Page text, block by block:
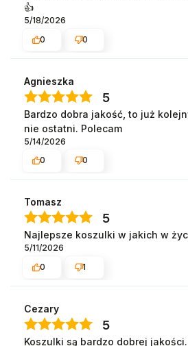
👍️
5/18/2026
0
0
Agnieszka
5
Bardzo dobra jakość, to już
nie ostatni. Polecam
5/14/2026
0
0
Tomasz
5
Najlepsze koszulki w jakich w
5/11/2026
0
1
Cezary
5
Koszulki są bardzo dobrej jakości.